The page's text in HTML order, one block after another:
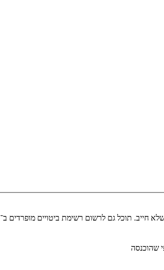
שלא חייב. תוכל גם לרשום רשימת ביטויים מופרדים ב־
שהוכנסה